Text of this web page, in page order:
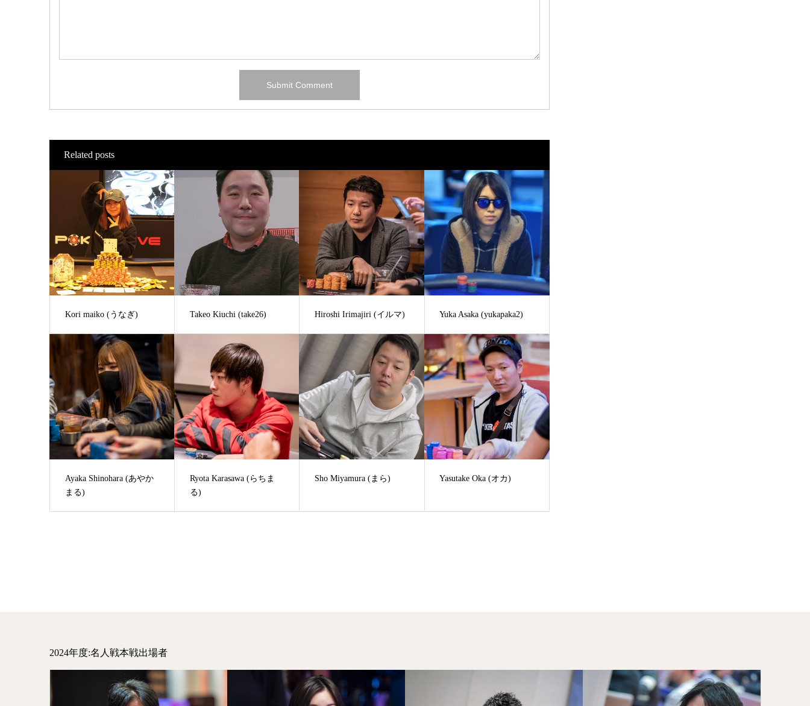
Related posts
Kori maiko (うなぎ) Takeo Kiuchi (take26) Hiroshi Irimajiri (イルマ) Yuka Asaka (yukapaka2)
Ayaka Shinohara (あやか
まる)
Ryota Karasawa (らちま
る)
Sho Miyamura (まら) Yasutake Oka (オカ)
2024年度:名人戦本戦出場者